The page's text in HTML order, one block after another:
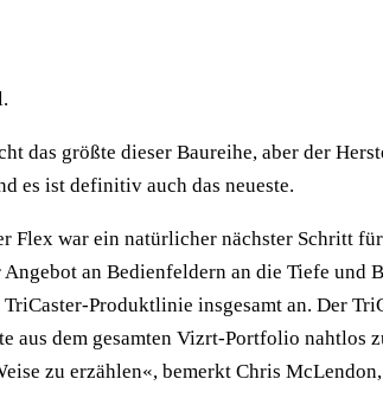
das größte dieser Baureihe, aber der
es ist definitiv auch das neueste.
Flex war ein natürlicher nächster Schritt
an Bedienfeldern an die Tiefe und
Produktlinie insgesamt an. Der
aus dem gesamten Vizrt-Portfolio nahtlos
zu erzählen«, bemerkt Chris